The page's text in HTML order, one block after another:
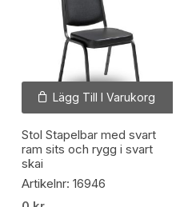
Lägg Till I Varukorg
Stol Stapelbar med svart
ram sits och rygg i svart
skai
Artikelnr: 16946